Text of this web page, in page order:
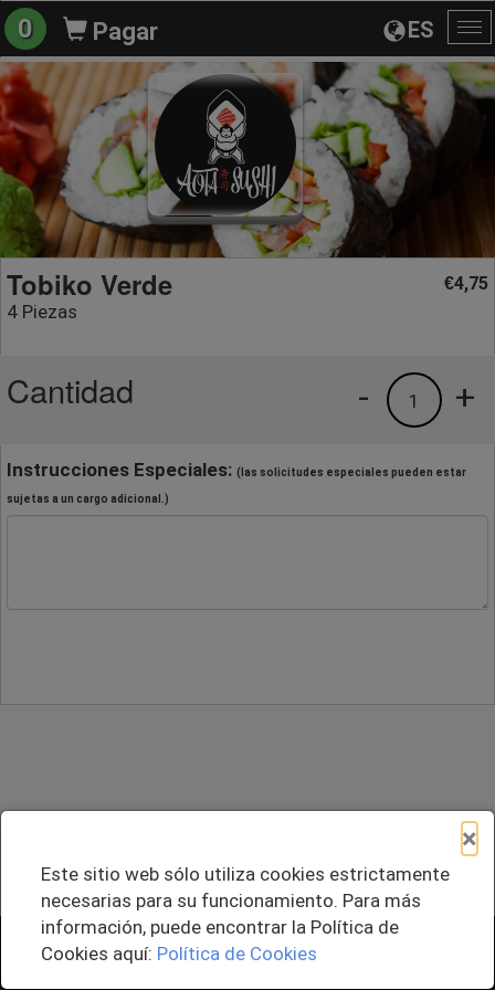
ES
0 Pagar
Tobiko Verde
4 Piezas
€4,75
Cantidad +
1
-
Instrucciones Especiales: (las solicitudes especiales pueden estar
sujetas a un cargo adicional.)
+ Agregar al Pedido
×
Este sitio web sólo utiliza cookies estrictamente
necesarias para su funcionamiento. Para más
información, puede encontrar la Política de
Cookies aquí: Política de Cookies